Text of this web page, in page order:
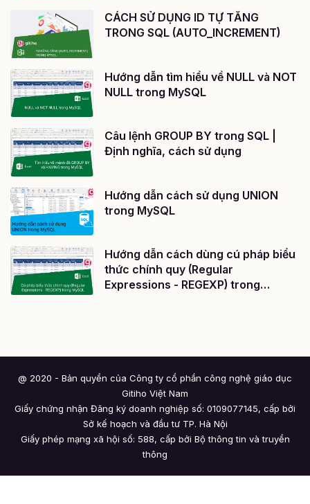
CÁCH SỬ DỤNG ID TỰ TĂNG
TRONG SQL (AUTO_INCREMENT)
Hướng dẫn tìm hiểu về NULL và NOT
NULL trong MySQL
Câu lệnh GROUP BY trong SQL |
Định nghĩa, cách sử dụng
Hướng dẫn cách sử dụng UNION
trong MySQL
Hướng dẫn cách dùng cú pháp biểu
thức chính quy (Regular
Expressions - REGEXP) trong
@ 2020 - Bản quyền của Công ty cổ phần công nghệ giáo dục
Gitiho Việt Nam
Giấy chứng nhận Đăng ký doanh nghiệp số: 0109077145, cấp bởi
Sở kế hoạch và đầu tư TP. Hà Nội
Giấy phép mạng xã hội số: 588, cấp bởi Bộ thông tin và truyền
thông